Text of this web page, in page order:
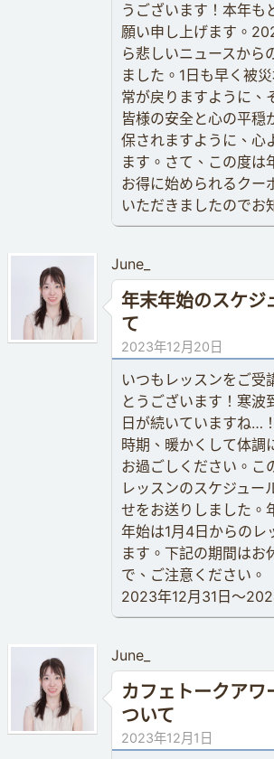
うございます！本年も
願い申し上げます。
ら悲しいニュースから
ました。1日も早く被
常が戻りますように、
皆様の安全と心の平穏
保されますように、心
ます。さて、この度は
お得に始められるクー
いただきましたのでお
June_
年末年始のスケジ
て
2023年12月20日
いつもレッスンをご受
とうございます！寒波
日が続いていますね…
時期、暖かくして体調
お過ごしください。こ
レッスンのスケジュー
せをお送りしました。
年始は1月4日からのレ
ます。下記の期間はお
で、ご注意ください。
2023年12月31日〜
June_
カフェトークアワ
ついて
2023年12月1日